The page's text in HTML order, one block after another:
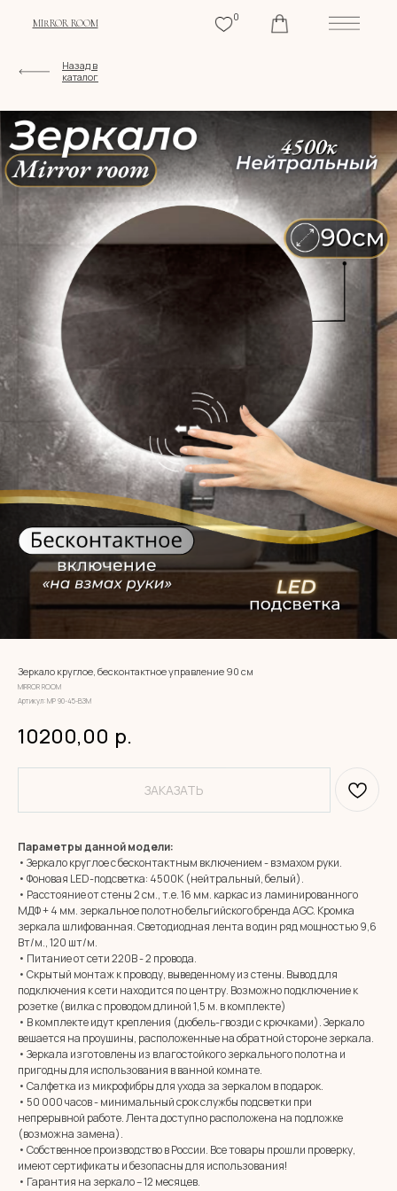
Зеркало круглое, бесконтактное управление 90 см
MIRROR ROOM
Артикул:МР 90-45-ВЗМ
10200,00 р.
ЗАКАЗАТЬ
Параметры данной модели:
• Зеркало круглое с бесконтактным включением - взмахом руки.
• Фоновая LED-подсветка: 4500К (нейтральный, белый).
• Расстояние от стены 2 см., т.е. 16 мм. каркас из ламинированного
МДФ + 4 мм. зеркальное полотно бельгийского бренда AGC. Кромка
зеркала шлифованная. Светодиодная лента в один ряд мощностью 9,6
Вт/м., 120 шт/м.
• Питание от сети 220В - 2 провода.
• Скрытый монтаж к проводу, выведенному из стены. Вывод для
подключения к сети находится по центру. Возможно подключение к
розетке (вилка с проводом длиной 1,5 м. в комплекте)
• В комплекте идут крепления (дюбель-гвозди с крючками). Зеркало
вешается на проушины, расположенные на обратной стороне зеркала.
• Зеркала изготовлены из влагостойкого зеркального полотна и
пригодны для использования в ванной комнате.
• Салфетка из микрофибры для ухода за зеркалом в подарок.
• 50 000 часов - минимальный срок службы подсветки при
непрерывной работе. Лента доступно расположена на подложке
(возможна замена).
• Собственное производство в России. Все товары прошли проверку,
имеют сертификаты и безопасны для использования!
• Гарантия на зеркало – 12 месяцев.
MIRROR ROOM
+7 (961) 595-72-73
E-mail:
Адрес: 350037, г. Краснодар,
х. им. Ленина, ДНТ Виктория,
zerkala@ksk23.ru